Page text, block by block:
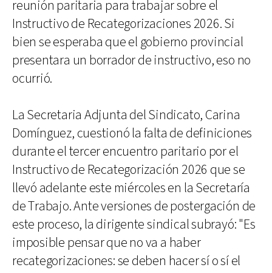
reunión paritaria para trabajar sobre el
Instructivo de Recategorizaciones 2026. Si
bien se esperaba que el gobierno provincial
presentara un borrador de instructivo, eso no
ocurrió.
La Secretaria Adjunta del Sindicato, Carina
Domínguez, cuestionó la falta de definiciones
durante el tercer encuentro paritario por el
Instructivo de Recategorización 2026 que se
llevó adelante este miércoles en la Secretaría
de Trabajo. Ante versiones de postergación de
este proceso, la dirigente sindical subrayó: "Es
imposible pensar que no va a haber
recategorizaciones: se deben hacer sí o sí el